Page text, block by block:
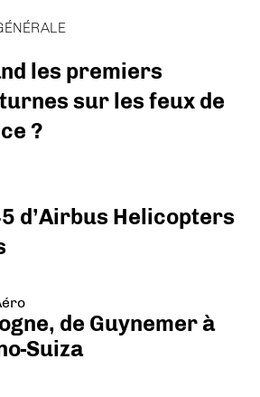
les premiers
sur les feux de
?
d’Airbus Helicopters
de Guynemer à
Suiza